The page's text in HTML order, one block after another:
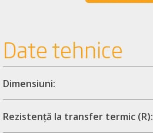
Date tehnice
Dimensiuni:
Rezistență la transfer termic (R):